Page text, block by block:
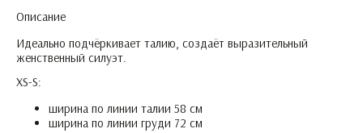
Описание
Идеально подчёркивает талию, создаёт выразительный
женственный силуэт.
XS-S:
ширина по линии талии 58 см
ширина по линии груди 72 см